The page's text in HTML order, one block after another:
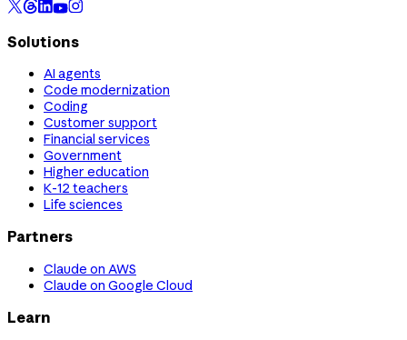
Solutions
AI agents
Code modernization
Coding
Customer support
Financial services
Government
Higher education
K-12 teachers
Life sciences
Partners
Claude on AWS
Claude on Google Cloud
Learn